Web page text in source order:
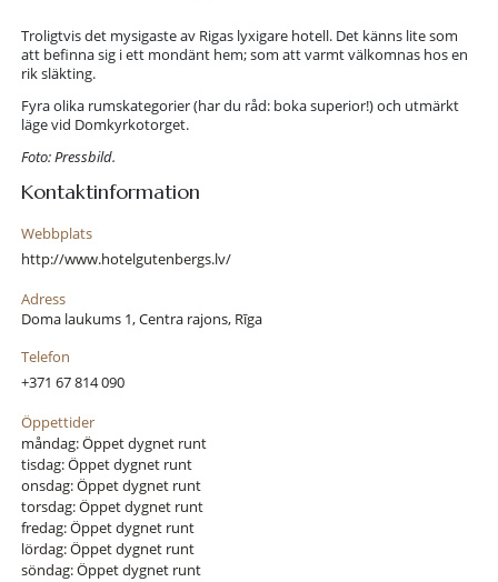
Troligtvis det mysigaste av Rigas lyxigare hotell. Det känns lite som
att befinna sig i ett mondänt hem; som att varmt välkomnas hos en
rik släkting.
Fyra olika rumskategorier (har du råd: boka superior!) och utmärkt
läge vid Domkyrkotorget.
Foto: Pressbild.
Kontaktinformation
Webbplats
http://www.hotelgutenbergs.lv/
Adress
Doma laukums 1, Centra rajons, Rīga
Telefon
+371 67 814 090
Öppettider
måndag: Öppet dygnet runt
tisdag: Öppet dygnet runt
onsdag: Öppet dygnet runt
torsdag: Öppet dygnet runt
fredag: Öppet dygnet runt
lördag: Öppet dygnet runt
söndag: Öppet dygnet runt